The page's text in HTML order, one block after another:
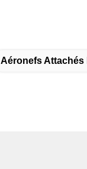
Aéronefs